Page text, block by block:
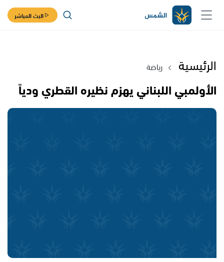
البث المباشر
الرئيسية رياضة
الأولمبي اللبناني يهزم نظيره القطري ودياً